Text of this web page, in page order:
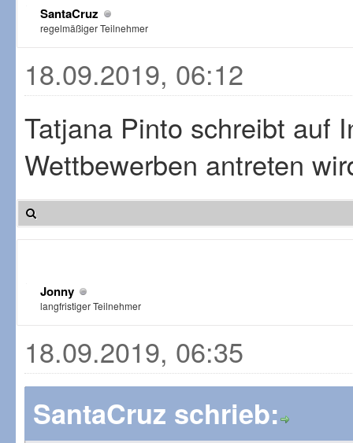
SantaCruz
regelmäßiger Teilnehmer
18.09.2019, 06:12
Tatjana Pinto schreibt auf
Wettbewerben antreten
Jonny
langfristiger Teilnehmer
18.09.2019, 06:35
SantaCruz schrieb: